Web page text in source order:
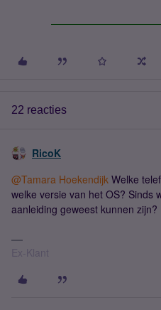
22 reacties
RicoK
@Tamara Hoekendijk Welke
welke versie van het OS? Sinds
aanleiding geweest kunnen zijn?
Ex-Klant